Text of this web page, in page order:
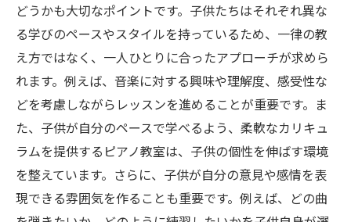
どうかも大切なポイントです。子供たちはそれぞれ異な
る学びのペースやスタイルを持っているため、一律の教
え方ではなく、一人ひとりに合ったアプローチが求めら
れます。例えば、音楽に対する興味や理解度、感受性な
どを考慮しながらレッスンを進めることが重要です。ま
た、子供が自分のペースで学べるよう、柔軟なカリキュ
ラムを提供するピアノ教室は、子供の個性を伸ばす環境
を整えています。さらに、子供が自分の意見や感情を表
現できる雰囲気を作ることも重要です。例えば、どの曲